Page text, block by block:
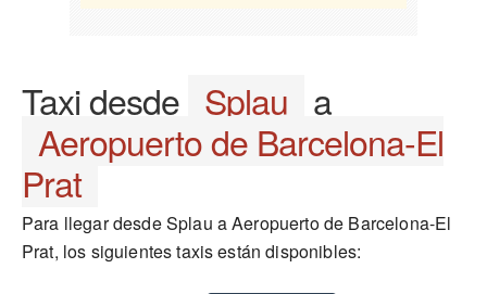
Taxi desde Splau a
Aeropuerto de Barcelona-El
Prat
Para llegar desde Splau a Aeropuerto de Barcelona-El
Prat, los siguientes taxis están disponibles: